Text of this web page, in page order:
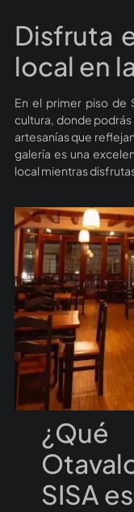
Disfruta
local en
En el primer piso de
cultura, donde
artesanías que
galería es una
local mientras
SISA